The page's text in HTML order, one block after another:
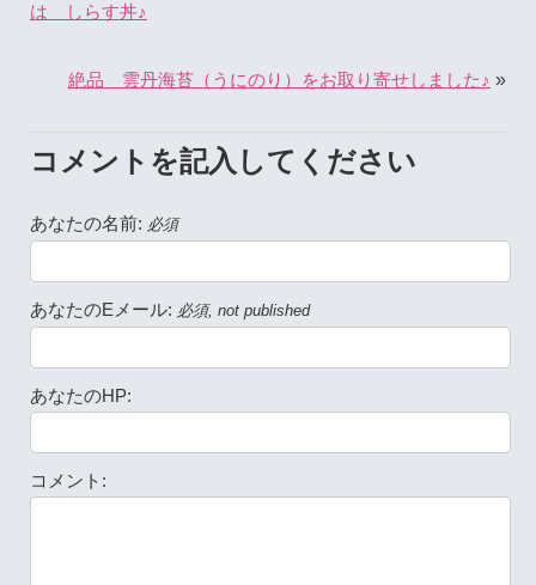
は しらす丼♪
絶品 雲丹海苔（うにのり）をお取り寄せしました♪ »
コメントを記入してください
あなたの名前: 必須
あなたのEメール: 必須, not published
あなたのHP:
コメント: